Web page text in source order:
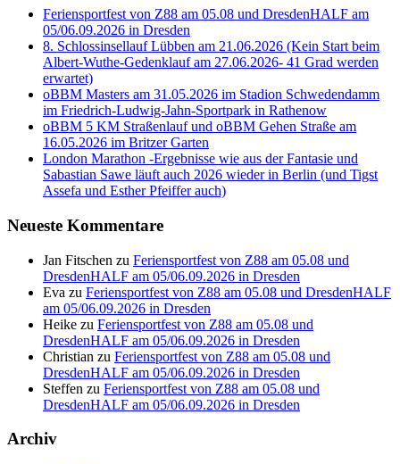
Feriensportfest von Z88 am 05.08 und DresdenHALF am
05/06.09.2026 in Dresden
8. Schlossinsellauf Lübben am 21.06.2026 (Kein Start beim
Albert-Wuthe-Gedenklauf am 27.06.2026- 41 Grad werden
erwartet)
oBBM Masters am 31.05.2026 im Stadion Schwedendamm
im Friedrich-Ludwig-Jahn-Sportpark in Rathenow
oBBM 5 KM Straßenlauf und oBBM Gehen Straße am
16.05.2026 im Britzer Garten
London Marathon -Ergebnisse wie aus der Fantasie und
Sabastian Sawe läuft auch 2026 wieder in Berlin (und Tigst
Assefa und Esther Pfeiffer auch)
Neueste Kommentare
Jan Fitschen zu Feriensportfest von Z88 am 05.08 und
DresdenHALF am 05/06.09.2026 in Dresden
Eva zu Feriensportfest von Z88 am 05.08 und DresdenHALF
am 05/06.09.2026 in Dresden
Heike zu Feriensportfest von Z88 am 05.08 und
DresdenHALF am 05/06.09.2026 in Dresden
Christian zu Feriensportfest von Z88 am 05.08 und
DresdenHALF am 05/06.09.2026 in Dresden
Steffen zu Feriensportfest von Z88 am 05.08 und
DresdenHALF am 05/06.09.2026 in Dresden
Archiv